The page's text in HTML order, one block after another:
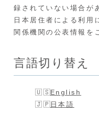
録されていない場合が
日本居住者による利用
関係機関の公表情報を
言語切り替え
English
日本語